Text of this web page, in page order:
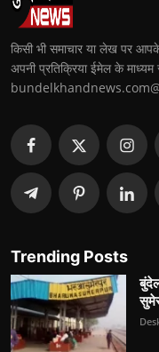
किसी भी समाचार या लेख पर
अपनी प्रतिक्रिया ईमेल के माध्यम
Trending Posts